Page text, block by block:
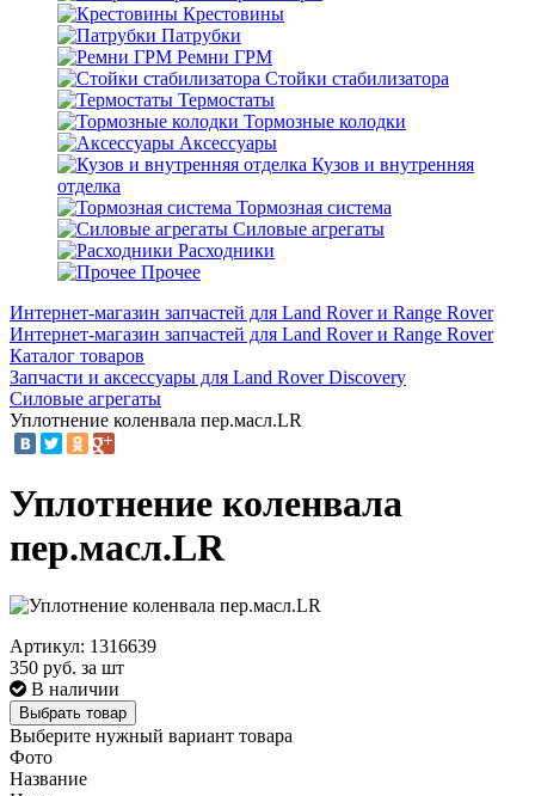
Крестовины
Патрубки
Ремни ГРМ
Стойки стабилизатора
Термостаты
Тормозные колодки
Аксессуары
Кузов и внутренняя
отделка
Тормозная система
Силовые агрегаты
Расходники
Прочее
Интернет-магазин запчастей для Land Rover и Range Rover
Интернет-магазин запчастей для Land Rover и Range Rover
Каталог товаров
Запчасти и аксессуары для Land Rover Discovery
Силовые агрегаты
Уплотнение коленвала пер.масл.LR
Уплотнение коленвала
пер.масл.LR
Артикул: 1316639
350 руб. за шт
В наличии
Выбрать товар
Выберите нужный вариант товара
Фото
Название